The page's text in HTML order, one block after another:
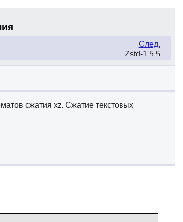
След.
Zstd-1.5.5
сжатия xz. Сжатие текстовых